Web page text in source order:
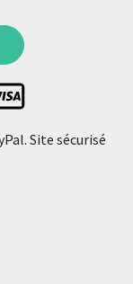
Site sécurisé